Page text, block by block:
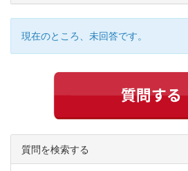
現在のところ、未回答です。
質問を検索する